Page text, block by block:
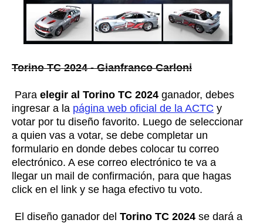
Torino TC 2024 - Gianfranco Carloni
Para elegir al Torino TC 2024 ganador, debes
ingresar a la página web oficial de la ACTC y
votar por tu diseño favorito. Luego de seleccionar
a quien vas a votar, se debe completar un
formulario en donde debes colocar tu correo
electrónico. A ese correo electrónico te va a
llegar un mail de confirmación, para que hagas
click en el link y se haga efectivo tu voto.
El diseño ganador del Torino TC 2024 se dará a